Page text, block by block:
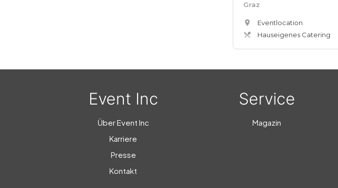
Graz
Eventlocation
Hauseigenes Catering
Event Inc
Über Event Inc
Karriere
Presse
Kontakt
Service
Magazin